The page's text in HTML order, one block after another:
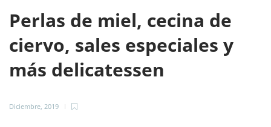
Perlas de miel, cecina de
ciervo, sales especiales y
más delicatessen
Diciembre, 2019